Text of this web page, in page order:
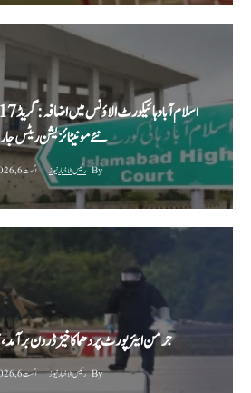
نئے مونیٹائزیشن ریٹس
By رئیس الاخبار نیوز اگست 6, 2026
جرمن ایئرپورٹ پر دھماکا خیز ڈرون
By رئیس الاخبار نیوز اگست 6, 2026